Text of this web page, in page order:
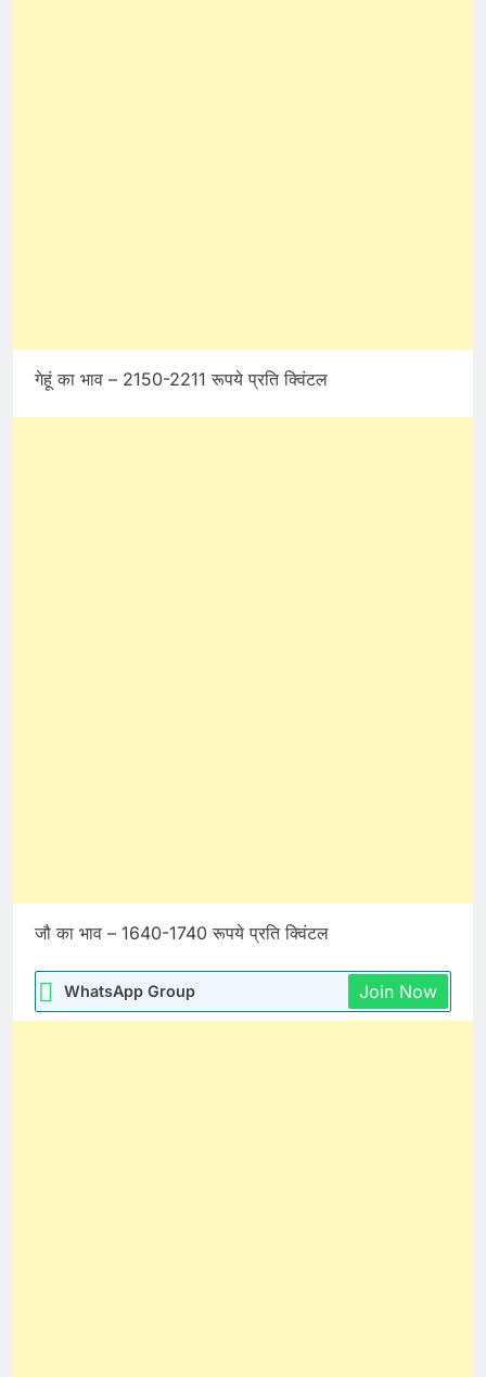
गेहूं का भाव – 2150-2211 रूपये प्रति क्विंटल
जौ का भाव – 1640-1740 रूपये प्रति क्विंटल
WhatsApp Group Join Now